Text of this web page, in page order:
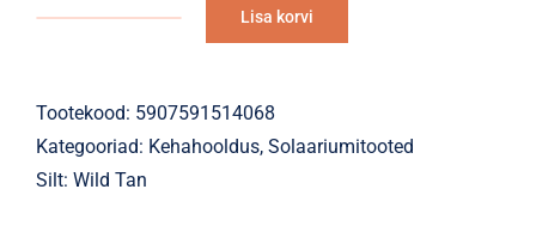
Lisa korvi
Tootekood: 5907591514068
Kategooriad: Kehahooldus, Solaariumitooted
Silt: Wild Tan